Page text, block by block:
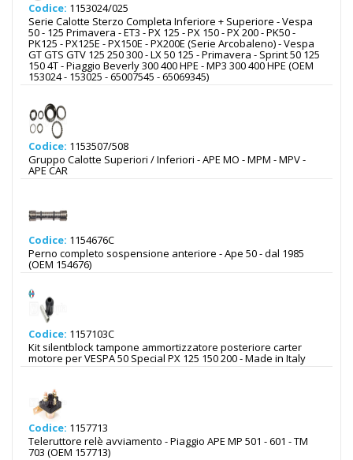
Codice: 1153024/025
Serie Calotte Sterzo Completa Inferiore + Superiore - Vespa
50 - 125 Primavera - ET3 - PX 125 - PX 150 - PX 200 - PK50 -
PK125 - PX125E - PX150E - PX200E (Serie Arcobaleno) - Vespa
GT GTS GTV 125 250 300 - LX 50 125 - Primavera - Sprint 50 125
150 4T - Piaggio Beverly 300 400 HPE - MP3 300 400 HPE (OEM
153024 - 153025 - 65007545 - 65069345)
Codice: 1153507/508
Gruppo Calotte Superiori / Inferiori - APE MO - MPM - MPV -
APE CAR
Codice: 1154676C
Perno completo sospensione anteriore - Ape 50 - dal 1985
(OEM 154676)
Codice: 1157103C
Kit silentblock tampone ammortizzatore posteriore carter
motore per VESPA 50 Special PX 125 150 200 - Made in Italy
Codice: 1157713
Teleruttore relè avviamento - Piaggio APE MP 501 - 601 - TM
703 (OEM 157713)